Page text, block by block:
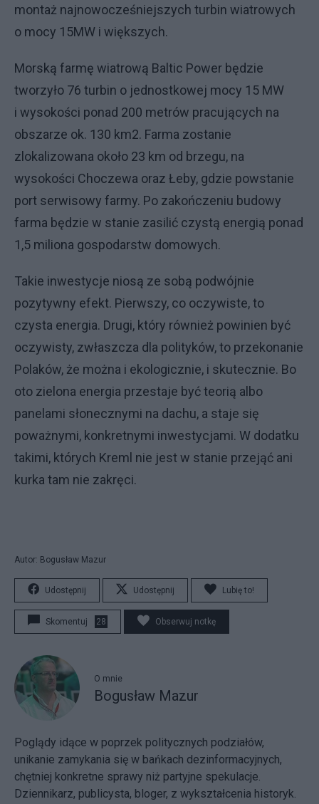
montaż najnowocześniejszych turbin wiatrowych
o mocy 15MW i większych.
Morską farmę wiatrową Baltic Power będzie
tworzyło 76 turbin o jednostkowej mocy 15 MW
i wysokości ponad 200 metrów pracujących na
obszarze ok. 130 km2. Farma zostanie
zlokalizowana około 23 km od brzegu, na
wysokości Choczewa oraz Łeby, gdzie powstanie
port serwisowy farmy. Po zakończeniu budowy
farma będzie w stanie zasilić czystą energią ponad
1,5 miliona gospodarstw domowych.
Takie inwestycje niosą ze sobą podwójnie
pozytywny efekt. Pierwszy, co oczywiste, to
czysta energia. Drugi, który również powinien być
oczywisty, zwłaszcza dla polityków, to przekonanie
Polaków, że można i ekologicznie, i skutecznie. Bo
oto zielona energia przestaje być teorią albo
panelami słonecznymi na dachu, a staje się
poważnymi, konkretnymi inwestycjami. W dodatku
takimi, których Kreml nie jest w stanie przejąć ani
kurka tam nie zakręci.
Autor: Bogusław Mazur
Udostępnij Udostępnij Lubię to!
Skomentuj 28 Obserwuj notkę
O mnie
Bogusław Mazur
Poglądy idące w poprzek politycznych podziałów,
unikanie zamykania się w bańkach dezinformacyjnych,
chętniej konkretne sprawy niż partyjne spekulacje.
Dziennikarz, publicysta, bloger, z wykształcenia historyk.